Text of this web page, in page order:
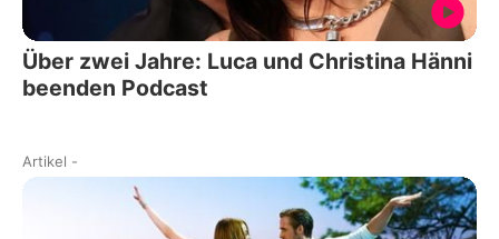
Über zwei Jahre: Luca und Christina Hänni
beenden Podcast
Artikel -